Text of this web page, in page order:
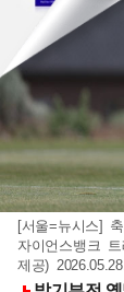
[서울=뉴시스]
자이언스뱅크
제공)